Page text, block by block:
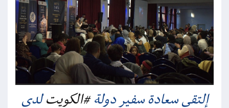
إلتقى سعادة سفير دولة#الكويتلدى